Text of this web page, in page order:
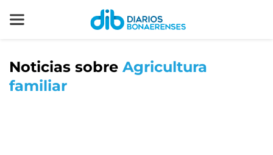
Noticias sobre Agricultura
familiar